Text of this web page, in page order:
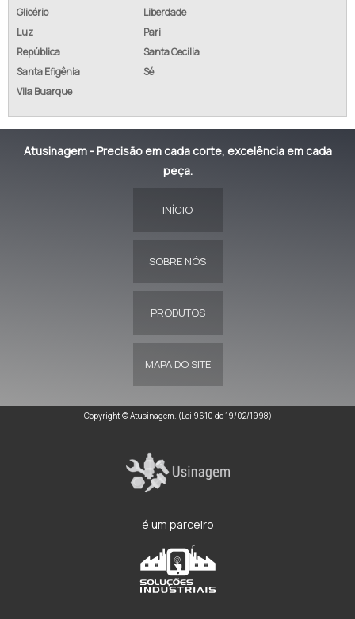
Glicério
Liberdade
Luz
Pari
República
Santa Cecília
Santa Efigênia
Sé
Vila Buarque
Atusinagem - Precisão em cada corte, excelência em cada
peça.
INÍCIO
SOBRE NÓS
PRODUTOS
MAPA DO SITE
Copyright © Atusinagem. (Lei 9610 de 19/02/1998)
é um parceiro